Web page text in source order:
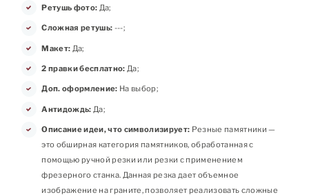
Ретушь фото: Да;
Сложная ретушь: ---;
Макет: Да;
2 правки бесплатно: Да;
Доп. оформление: На выбор;
Антидождь: Да;
Описание идеи, что символизирует: Резные памятники —
это обширная категория памятников, обработанная с
помощью ручной резки или резки с применением
фрезерного станка. Данная резка дает объемное
изображение на граните, позволяет реализовать сложные